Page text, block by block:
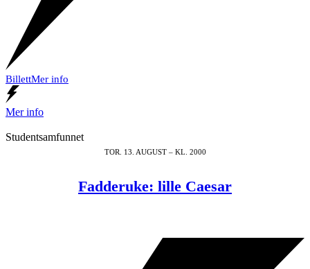
BillettMer info
Mer info
Studentsamfunnet
TOR. 13. AUGUST – KL. 2000
Fadderuke: lille Caesar